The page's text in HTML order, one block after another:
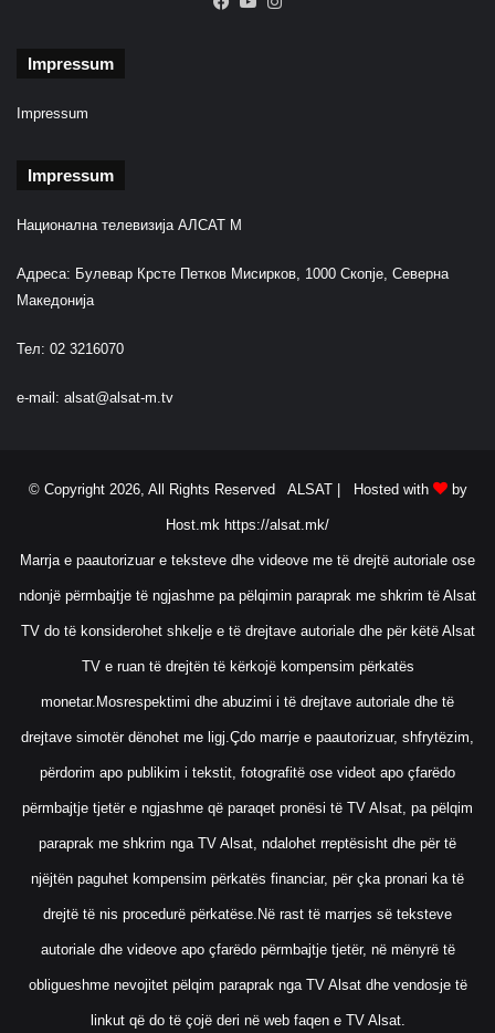
Impressum
Impressum
Impressum
Национална телевизија АЛСАТ М
Адреса: Булевар Крсте Петков Мисирков, 1000 Скопје, Северна
Македонија
Тел: 02 3216070
e-mail: alsat@alsat-m.tv
© Copyright 2026, All Rights Reserved ALSAT | Hosted with by
Host.mk https://alsat.mk/
Marrja e paautorizuar e teksteve dhe videove me të drejtë autoriale ose
ndonjë përmbajtje të ngjashme pa pëlqimin paraprak me shkrim të Alsat
TV do të konsiderohet shkelje e të drejtave autoriale dhe për këtë Alsat
TV e ruan të drejtën të kërkojë kompensim përkatës
monetar.Mosrespektimi dhe abuzimi i të drejtave autoriale dhe të
drejtave simotër dënohet me ligj.Çdo marrje e paautorizuar, shfrytëzim,
përdorim apo publikim i tekstit, fotografitë ose videot apo çfarëdo
përmbajtje tjetër e ngjashme që paraqet pronësi të TV Alsat, pa pëlqim
paraprak me shkrim nga TV Alsat, ndalohet rreptësisht dhe për të
njëjtën paguhet kompensim përkatës financiar, për çka pronari ka të
drejtë të nis procedurë përkatëse.Në rast të marrjes së teksteve
autoriale dhe videove apo çfarëdo përmbajtje tjetër, në mënyrë të
obligueshme nevojitet pëlqim paraprak nga TV Alsat dhe vendosje të
linkut që do të çojë deri në web faqen e TV Alsat.